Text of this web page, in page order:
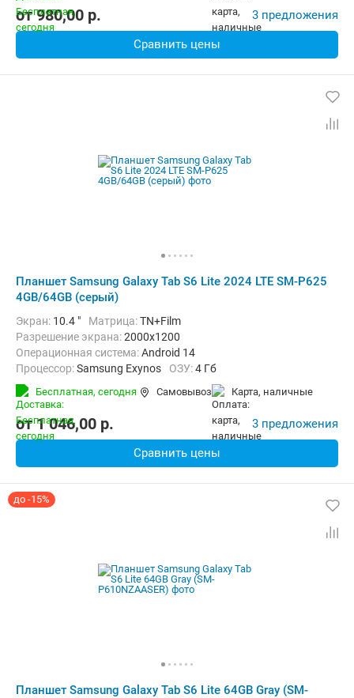
Комплектация:
465 г
от980,00 p. 3 предложения
Сравнить цены
Планшет Samsung Galaxy Tab S6 Lite 2024 LTE SM-P625
4GB/64GB (серый)
Экран: 10.4 " Матрица:TN+Film
Разрешение экрана:2000x1200
Операционная система:Android 14
Процессор:Samsung Exynos ОЗУ:4 Гб
Встроенная память:
Тыловая камера:
Беспроводная связь:
4G (LTE), Bluetooth, Wi-Fi
Комплектация:
465 г
Бесплатная, сегодня Самовывоз карта, наличные
от1 046,00 p. 3 предложения
Сравнить цены
до -15%
Планшет Samsung Galaxy Tab S6 Lite 64GB Gray (SM-